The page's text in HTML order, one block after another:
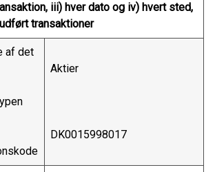
iii) hver dato og iv) hvert sted,
transaktioner
af det
Aktier
DK0015998017